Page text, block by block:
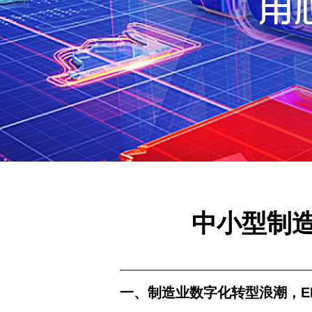
中小型制
一、制造业数字化转型浪潮，